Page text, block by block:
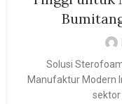
Solusi
Manufaktur Modern
sektor